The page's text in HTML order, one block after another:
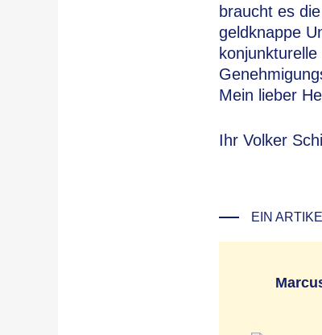
braucht es
geldknappe
Mein lieber
Ihr Volker
EIN